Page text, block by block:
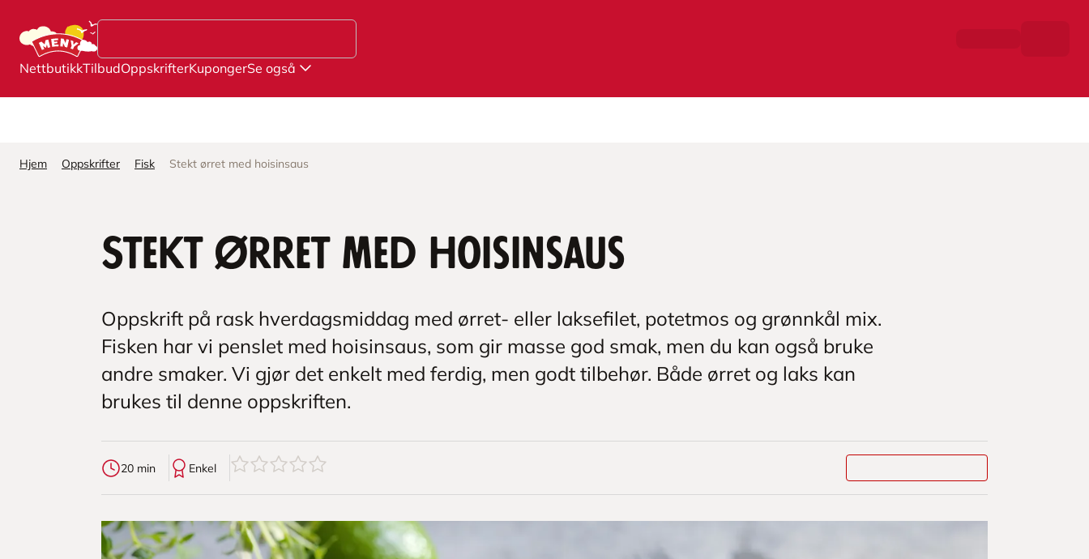
NettbutikkTilbudOppskrifterKupongerSe også
Hjem Oppskrifter Fisk Stekt ørret med hoisinsaus
Stekt ørret med hoisinsaus
Oppskrift på rask hverdagsmiddag med ørret- eller laksefilet, potetmos og grønnkål mix.
Fisken har vi penslet med hoisinsaus, som gir masse god smak, men du kan også bruke
andre smaker. Vi gjør det enkelt med ferdig, men godt tilbehør. Både ørret og laks kan
brukes til denne oppskriften.
20 min Enkel 0av5stjerner